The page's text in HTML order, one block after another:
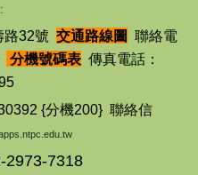
路32號 交通路線圖 聯絡電
分機號碼表 傳真電話：
{分機200} 聯絡信
2973-7318